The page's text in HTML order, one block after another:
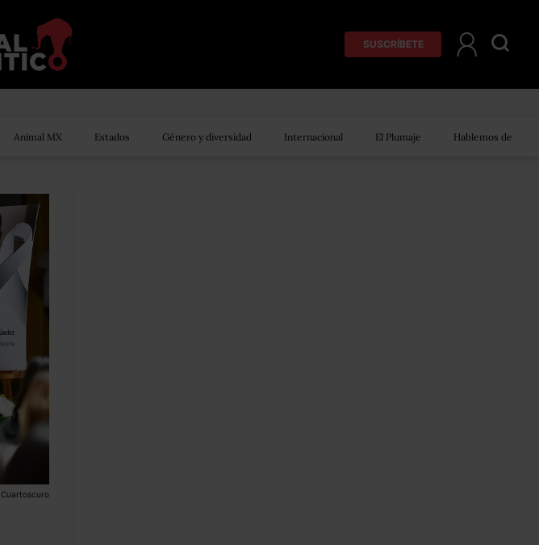
SUSCRÍBETE
Animal MX Estados Género y diversidad Internacional El Plumaje Hablemos de
Cuartoscuro